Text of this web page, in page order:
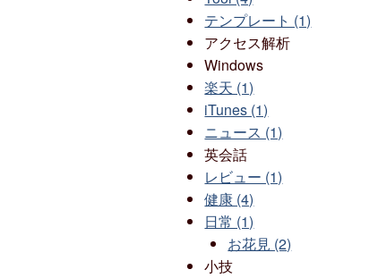
テンプレート (1)
アクセス解析
Windows
楽天 (1)
iTunes (1)
ニュース (1)
英会話
レビュー (1)
健康 (4)
日常 (1)
お花見 (2)
小技